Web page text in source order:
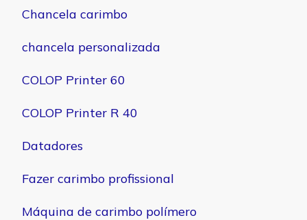
Chancela carimbo
chancela personalizada
COLOP Printer 60
COLOP Printer R 40
Datadores
Fazer carimbo profissional
Máquina de carimbo polímero